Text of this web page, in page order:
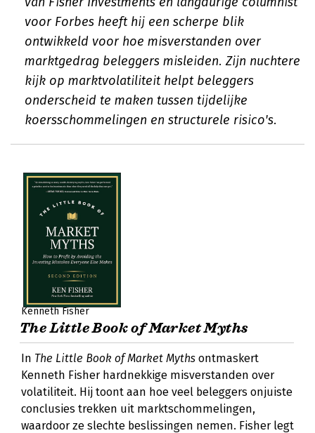
voor Forbes heeft hij een scherpe blik
ontwikkeld voor hoe misverstanden over
marktgedrag beleggers misleiden. Zijn nuchtere
kijk op marktvolatiliteit helpt beleggers
onderscheid te maken tussen tijdelijke
koersschommelingen en structurele risico's.
Kenneth Fisher
The Little Book of Market Myths
In The Little Book of Market Myths ontmaskert
Kenneth Fisher hardnekkige misverstanden over
volatiliteit. Hij toont aan hoe veel beleggers onjuiste
conclusies trekken uit marktschommelingen,
waardoor ze slechte beslissingen nemen. Fisher legt